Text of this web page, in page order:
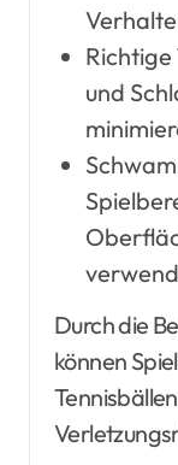
und
Durch die
können